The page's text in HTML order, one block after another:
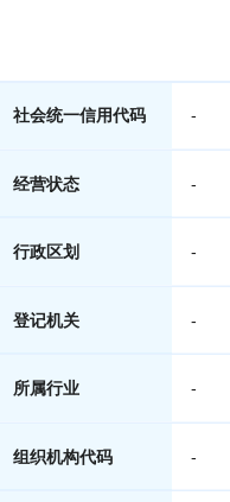
社会统一信用代码 -
经营状态 -
行政区划 -
登记机关 -
所属行业 -
组织机构代码 -